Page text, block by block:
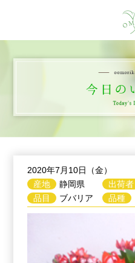
2020年7月10日（金）
産地
静岡県
品目
ブバリア
出荷者
品種